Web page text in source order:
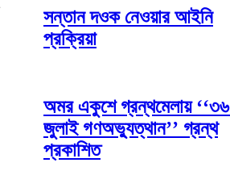
সন্তান দওক নেওয়ার আইনি
প্রক্রিয়া
অমর একুশে গ্রন্থমেলায়
জুলাই গণঅভ্যুত্থান’’ গ্রন্থ
প্রকাশিত